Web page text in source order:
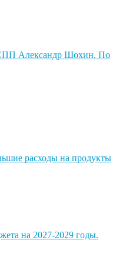
РСПП Александр Шохин. По
расходы на продукты
на 2027-2029 годы.